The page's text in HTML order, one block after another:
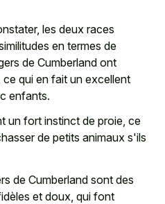
les deux races
en termes de
de Cumberland ont
qui en fait un excellent
enfants.
un fort instinct de proie, ce
de petits animaux s'ils
de Cumberland sont des
et doux, qui font